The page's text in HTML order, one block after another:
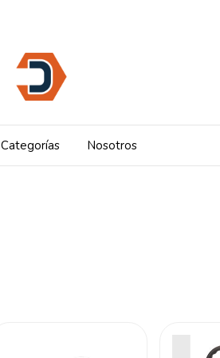
Categorías Nosotros